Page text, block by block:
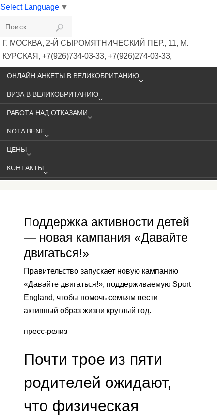
Select Language ▼
VIKIVISA
Г. МОСКВА, 2-Й СЫРОМЯТНИЧЕСКИЙ ПЕР., 11, М.
КУРСКАЯ, +7(926)734-03-33, +7(926)274-03-33,
VISA@VIKIVISA.RU
ОНЛАЙН АНКЕТЫ В ВЕЛИКОБРИТАНИЮ
ВИЗА В ВЕЛИКОБРИТАНИЮ
РАБОТА НАД ОТКАЗАМИ
NOTA BENE
ЦЕНЫ
КОНТАКТЫ
Поддержка активности детей
— новая кампания «Давайте
двигаться!»
Правительство запускает новую кампанию
«Давайте двигаться!», поддерживаемую Sport
England, чтобы помочь семьям вести
активный образ жизни круглый год.
пресс-релиз
Почти трое из пяти
родителей ожидают,
что физическая